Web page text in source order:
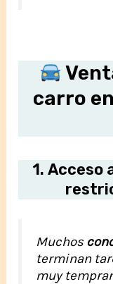
carro
1. Acceso
Muchos
terminan
muy